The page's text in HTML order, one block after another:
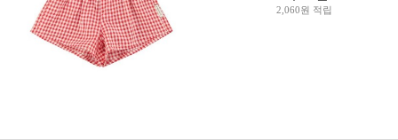
2,060원 적립